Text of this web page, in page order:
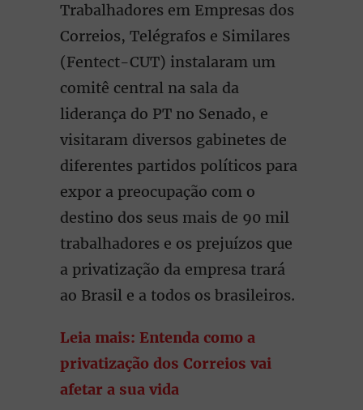
Trabalhadores em Empresas dos
Correios, Telégrafos e Similares
(Fentect-CUT) instalaram um
comitê central na sala da
liderança do PT no Senado, e
visitaram diversos gabinetes de
diferentes partidos políticos para
expor a preocupação com o
destino dos seus mais de 90 mil
trabalhadores e os prejuízos que
a privatização da empresa trará
ao Brasil e a todos os brasileiros.
Leia mais: Entenda como a
privatização dos Correios vai
afetar a sua vida